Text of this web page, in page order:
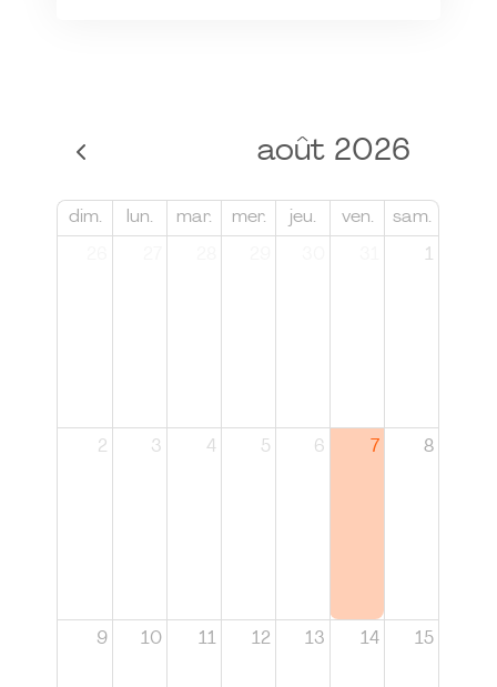
août 2026
dim. lun. mar. mer. jeu. ven. sam.
1
2 3 4 5 6 7 8
9 10 11 12 13 14 15